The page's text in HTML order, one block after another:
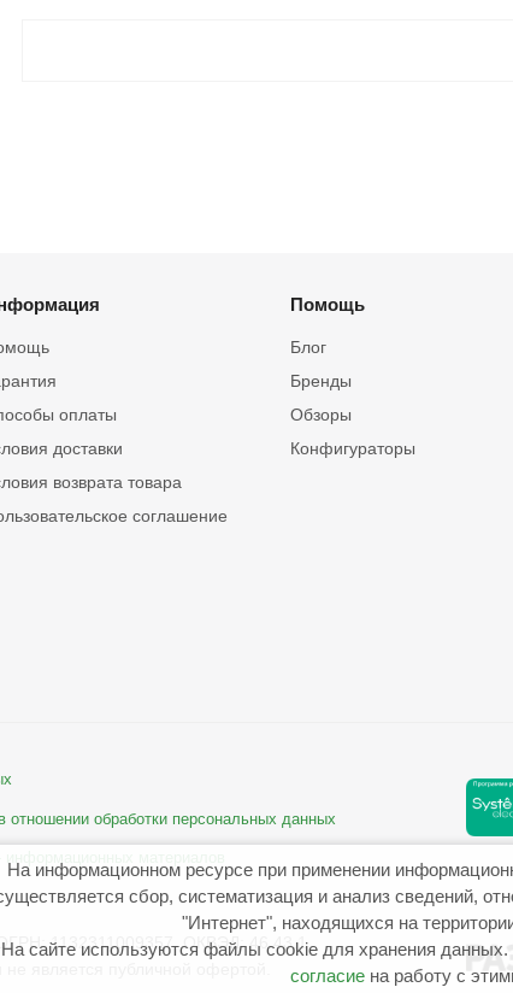
оплаты
доставки
возврата товара
соглашение
Помощь
Блог
Бренды
Обзоры
Конфигураторы
в отношении обработки персональных данных
1132311009357 ОКВЭД: 46.43.1
На информационном ресурсе при применении
сбор, систематизация и анализ сведений,
"Интернет", находящихся на
На сайте используются файлы cookie для хранения
согласие на работу с